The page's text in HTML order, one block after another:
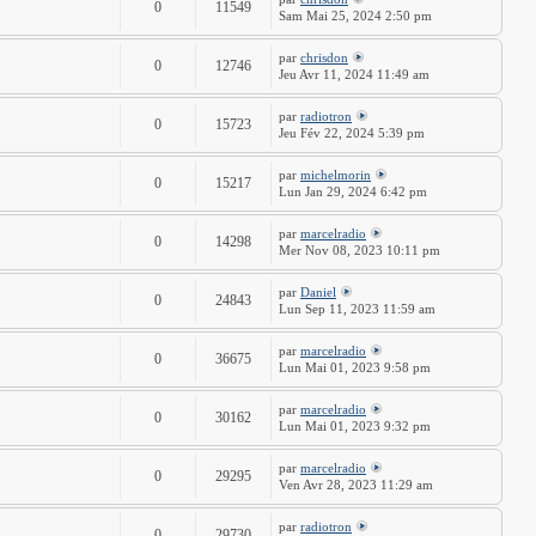
0 11549
Sam Mai 25, 2024 2:50 pm
0 12746 par chrisdon
Jeu Avr 11, 2024 11:49 am
0 15723 par radiotron
Jeu Fév 22, 2024 5:39 pm
0 15217 par michelmorin
Lun Jan 29, 2024 6:42 pm
0 14298 par marcelradio
Mer Nov 08, 2023 10:11 pm
0 24843 par Daniel
Lun Sep 11, 2023 11:59 am
0 36675 par marcelradio
Lun Mai 01, 2023 9:58 pm
0 30162 par marcelradio
Lun Mai 01, 2023 9:32 pm
0 29295 par marcelradio
Ven Avr 28, 2023 11:29 am
par radiotron